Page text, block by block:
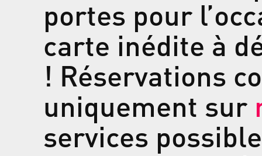
portes pour
carte inédite à
! Réservations
uniquement sur
services